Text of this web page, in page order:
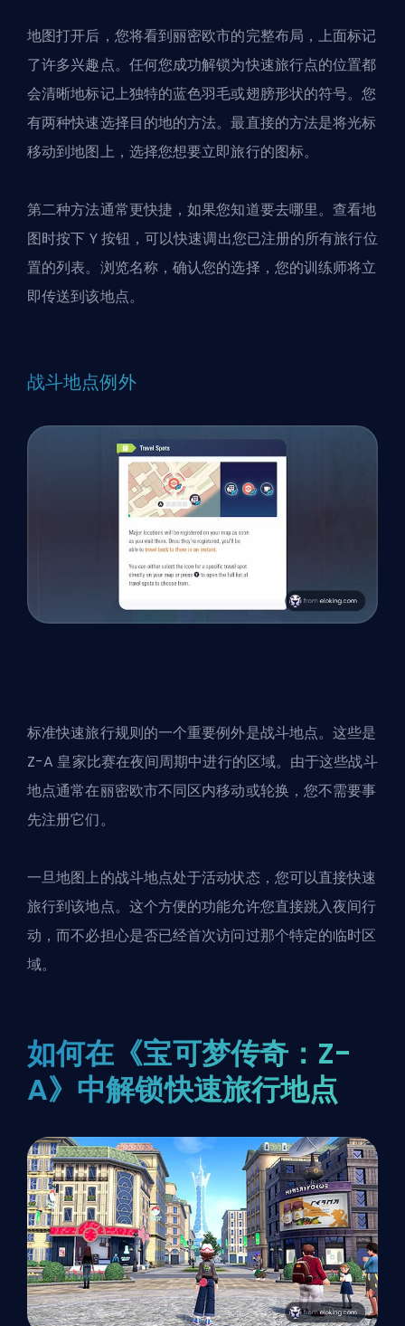
地图打开后，您将看到丽密欧市的完整布局，上面标记
了许多兴趣点。任何您成功解锁为快速旅行点的位置都
会清晰地标记上独特的蓝色羽毛或翅膀形状的符号。您
有两种快速选择目的地的方法。最直接的方法是将光标
移动到地图上，选择您想要立即旅行的图标。
第二种方法通常更快捷，如果您知道要去哪里。查看地
图时按下 Y 按钮，可以快速调出您已注册的所有旅行位
置的列表。浏览名称，确认您的选择，您的训练师将立
即传送到该地点。
战斗地点例外
标准快速旅行规则的一个重要例外是战斗地点。这些是
Z-A 皇家比赛在夜间周期中进行的区域。由于这些战斗
地点通常在丽密欧市不同区内移动或轮换，您不需要事
先注册它们。
一旦地图上的战斗地点处于活动状态，您可以直接快速
旅行到该地点。这个方便的功能允许您直接跳入夜间行
动，而不必担心是否已经首次访问过那个特定的临时区
域。
如何在《宝可梦传奇：Z-
A》中解锁快速旅行地点